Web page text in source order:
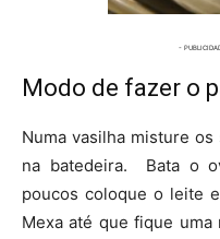
Modo de fazer o
Numa vasilha misture
na batedeira. Bata o
poucos coloque o leite
Mexa até que fique